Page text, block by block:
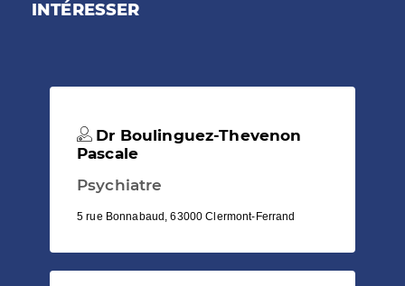
INTÉRESSER
Dr Boulinguez-Thevenon
Pascale
Psychiatre
5 rue Bonnabaud, 63000 Clermont-Ferrand